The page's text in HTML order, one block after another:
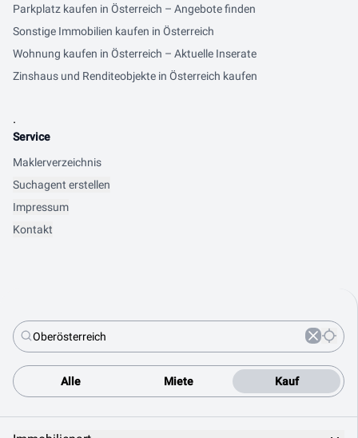
Alle Miete Kauf
Parkplatz kaufen in Österreich – Angebote finden
Sonstige Immobilien kaufen in Österreich
Wohnung kaufen in Österreich – Aktuelle Inserate
Zinshaus und Renditeobjekte in Österreich kaufen
.
Service
Maklerverzeichnis
Suchagent erstellen
Impressum
Kontakt